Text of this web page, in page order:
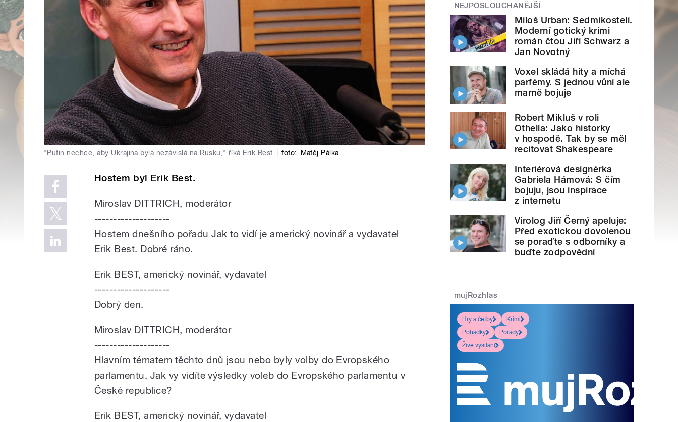
"Putin nechce, aby Ukrajina byla nezávislá na Rusku," říká Erik Best foto: Matěj Pálka
Hostem byl Erik Best.
Miroslav DITTRICH, moderátor
--------------------
Hostem dnešního pořadu Jak to vidí je americký novinář a vydavatel
Erik Best. Dobré ráno.
Erik BEST, americký novinář, vydavatel
--------------------
Dobrý den.
Miroslav DITTRICH, moderátor
--------------------
Hlavním tématem těchto dnů jsou nebo byly volby do Evropského
parlamentu. Jak vy vidíte výsledky voleb do Evropského parlamentu v
České republice?
Erik BEST, americký novinář, vydavatel
NEJPOSLOUCHANĚJŠÍ
Miloš Urban: Sedmikostelí.
Moderní gotický krimi
román čtou Jiří Schwarz a
Jan Novotný
Voxel skládá hity a míchá
parfémy. S jednou vůní ale
marně bojuje
Robert Mikluš v roli
Othella: Jako historky
v hospodě. Tak by se měl
recitovat Shakespeare
Interiérová designérka
Gabriela Hámová: S čím
bojuju, jsou inspirace
z internetu
Virolog Jiří Černý apeluje:
Před exotickou dovolenou
se poraďte s odborníky a
buďte zodpovědní
mujRozhlas
Hry a četby
Krimi
Pohádky
Pořady
Živé vysílání